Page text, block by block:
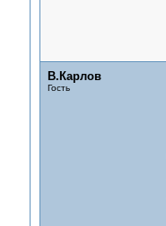
В.Карлов
Гость